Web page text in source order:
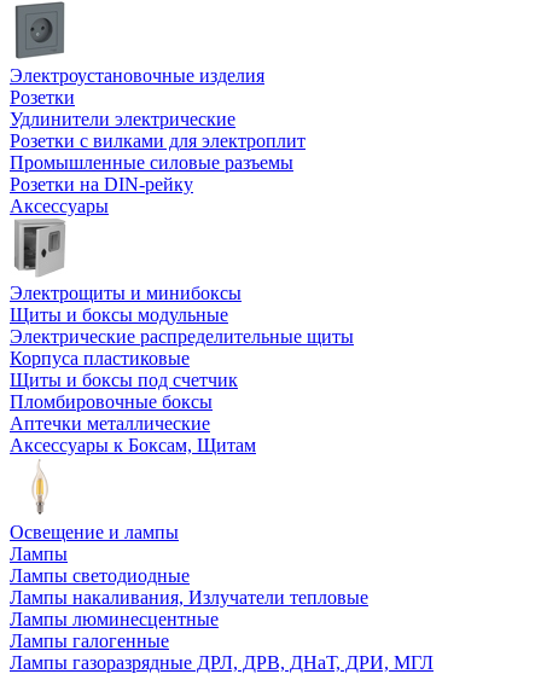
Электроустановочные изделия
Розетки
Удлинители электрические
Розетки с вилками для электроплит
Промышленные силовые разъемы
Розетки на DIN-рейку
Аксессуары
Электрощиты и минибоксы
Щиты и боксы модульные
Электрические распределительные щиты
Корпуса пластиковые
Щиты и боксы под счетчик
Пломбировочные боксы
Аптечки металлические
Аксессуары к Боксам, Щитам
Освещение и лампы
Лампы
Лампы светодиодные
Лампы накаливания, Излучатели тепловые
Лампы люминесцентные
Лампы галогенные
Лампы газоразрядные ДРЛ, ДРВ, ДНаТ, ДРИ, МГЛ